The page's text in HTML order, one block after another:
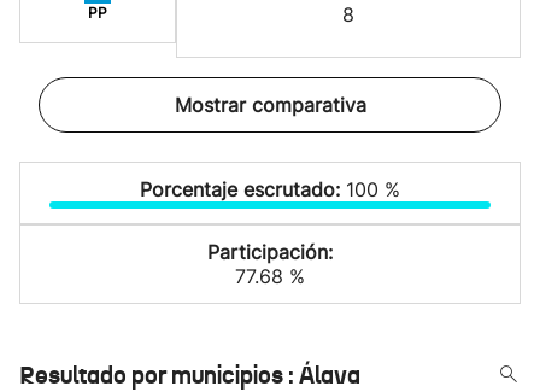
PP 8
Mostrar comparativa
Porcentaje escrutado: 100 %
Participación:
77.68 %
Resultado por municipios : Álava